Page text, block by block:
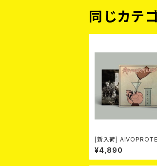
同じカテ
[新入荷]
PIKUJA (LP /
RD COKE BOTTLE
NYL) (ITA / F.O.A.D.)
¥4,890